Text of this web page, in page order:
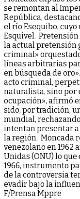
se remontan al
República,
el río Esequibo,
Esquivel.
la actual pretensión
criminal»
líneas arbitrarias
en búsqueda de
acto criminal,
naturalista, sino por
ocupación», afirmó
sido, por tradición,
mundial,
intentan presentar a
la región. Moncada
venezolano en 1962
Unidas (ONU) lo
1966, instrumento
de la controversia
evadir bajo la
F/Prensa Mppre